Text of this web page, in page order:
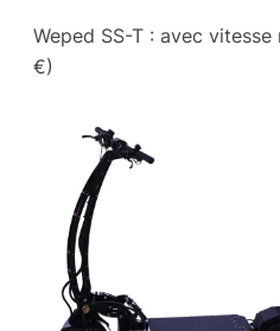
Weped SS-T : avec
€)